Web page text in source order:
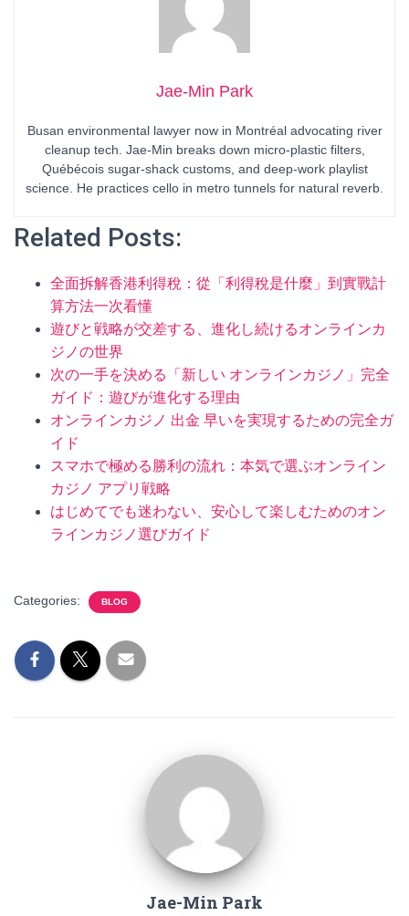
Jae-Min Park
Busan environmental lawyer now in Montréal advocating river
cleanup tech. Jae-Min breaks down micro-plastic filters,
Québécois sugar-shack customs, and deep-work playlist
science. He practices cello in metro tunnels for natural reverb.
Related Posts:
全面拆解香港利得稅：從「利得稅是什麼」到實戰計
算方法一次看懂
遊びと戦略が交差する、進化し続けるオンラインカ
ジノの世界
次の一手を決める「新しい オンラインカジノ」完全
ガイド：遊びが進化する理由
オンラインカジノ 出金 早いを実現するための完全ガ
イド
スマホで極める勝利の流れ：本気で選ぶオンライン
カジノ アプリ戦略
はじめてでも迷わない、安心して楽しむためのオン
ラインカジノ選びガイド
Categories: BLOG
Jae-Min Park